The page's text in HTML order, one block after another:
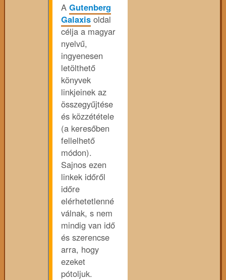
A Gutenberg
Galaxis oldal
célja a magyar
nyelvű,
ingyenesen
letölthető
könyvek
linkjeinek az
összegyűjtése
és közzététele
(a keresőben
fellelhető
módon).
Sajnos ezen
linkek időről
időre
elérhetetlenné
válnak, s nem
mindig van idő
és szerencse
arra, hogy
ezeket
pótoljuk.